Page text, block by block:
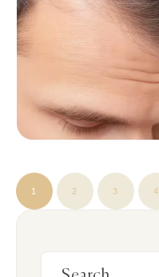
1 2 3 4